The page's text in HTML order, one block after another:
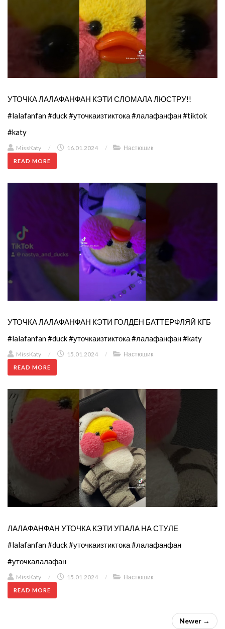
УТОЧКА ЛАЛАФАНФАН КЭТИ СЛОМАЛА ЛЮСТРУ!!
#lalafanfan #duck #уточкаизтиктока #лалафанфан #tiktok
#katy
MissKaty / 16.01.2024 / Настюшик
READ MORE
УТОЧКА ЛАЛАФАНФАН КЭТИ ГОЛДЕН БАТТЕРФЛЯЙ КГБ
#lalafanfan #duck #уточкаизтиктока #лалафанфан #katy
MissKaty / 15.01.2024 / Настюшик
READ MORE
ЛАЛАФАНФАН УТОЧКА КЭТИ УПАЛА НА СТУЛЕ
#lalafanfan #duck #уточкаизтиктока #лалафанфан
#уточкалалафан
MissKaty / 15.01.2024 / Настюшик
READ MORE
Newer →